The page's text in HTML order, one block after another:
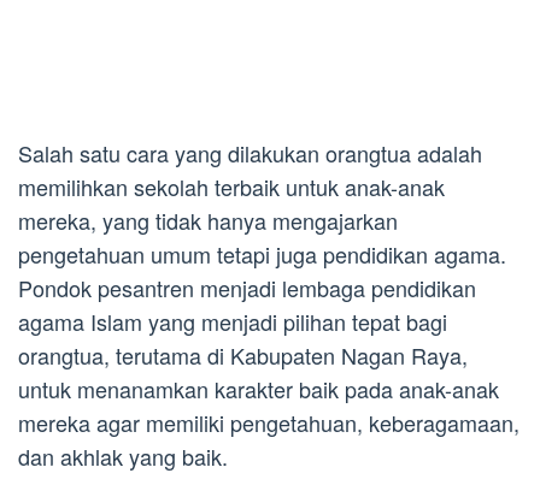
Salah satu cara yang dilakukan orangtua adalah
memilihkan sekolah terbaik untuk anak-anak
mereka, yang tidak hanya mengajarkan
pengetahuan umum tetapi juga pendidikan agama.
Pondok pesantren menjadi lembaga pendidikan
agama Islam yang menjadi pilihan tepat bagi
orangtua, terutama di Kabupaten Nagan Raya,
untuk menanamkan karakter baik pada anak-anak
mereka agar memiliki pengetahuan, keberagamaan,
dan akhlak yang baik.